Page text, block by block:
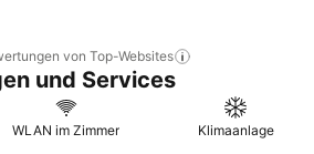
von Top-Websites
und Services
WLAN im Zimmer Klimaanlage